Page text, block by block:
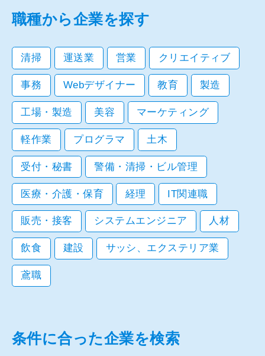
職種から企業を探す
清掃 運送業 営業 クリエイティブ
事務 Webデザイナー 教育 製造
工場・製造 美容 マーケティング
軽作業 プログラマ 土木
受付・秘書 警備・清掃・ビル管理
医療・介護・保育 経理 IT関連職
販売・接客 システムエンジニア 人材
飲食 建設 サッシ、エクステリア業
鳶職
条件に合った企業を検索